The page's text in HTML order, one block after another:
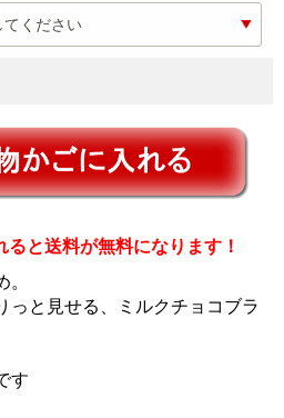
と送料が無料になります！
っと見せる、ミルクチョコブラ
す